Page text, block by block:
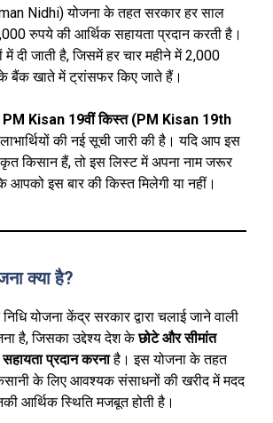
Nidhi) योजना के तहत सरकार हर साल
रुपये की आर्थिक सहायता प्रदान करती है।
में दी जाती है, जिसमें हर चार महीने में 2,000
बैंक खाते में ट्रांसफर किए जाते हैं।
PM Kisan 19वीं किस्त (PM Kisan 19th
की नई सूची जारी की है। यदि आप इस
किसान हैं, तो इस लिस्ट में अपना नाम जरूर
इस बार की किस्त मिलेगी या नहीं।
क्या है?
योजना केंद्र सरकार द्वारा चलाई जाने वाली
है, जिसका उद्देश्य देश केछोटे और सीमांत
प्रदान करनाहै। इस योजना के तहत
के लिए आवश्यक संसाधनों की खरीद में मदद
आर्थिक स्थिति मजबूत होती है।